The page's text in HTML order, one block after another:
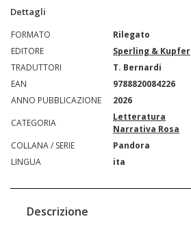
Dettagli
FORMATO
Rilegato
EDITORE
Sperling & Kupfer
TRADUTTORI
T. Bernardi
EAN
9788820084226
ANNO PUBBLICAZIONE
2026
CATEGORIA
Letteratura
Narrativa Rosa
COLLANA / SERIE
Pandora
LINGUA
ita
Descrizione